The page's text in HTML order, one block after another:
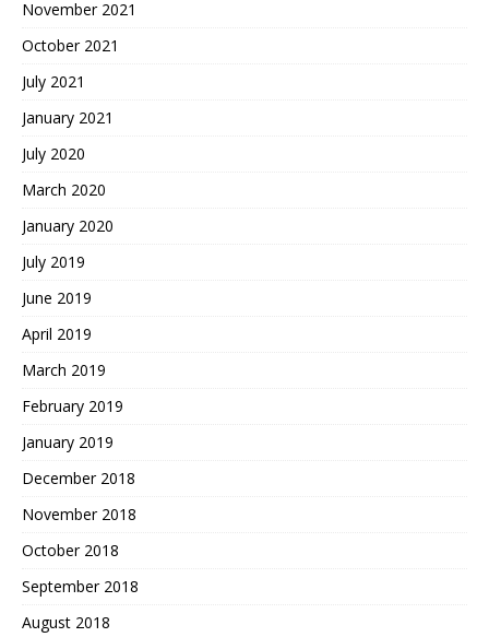
November 2021
October 2021
July 2021
January 2021
July 2020
March 2020
January 2020
July 2019
June 2019
April 2019
March 2019
February 2019
January 2019
December 2018
November 2018
October 2018
September 2018
August 2018